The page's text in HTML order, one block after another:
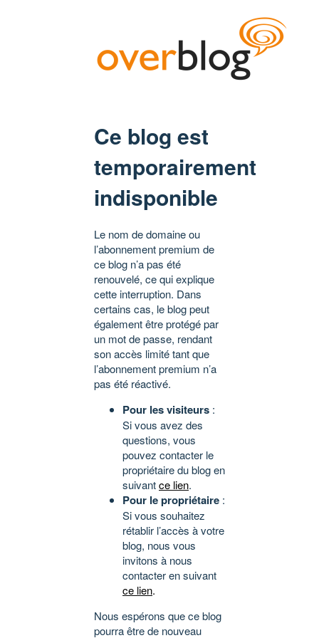
Ce blog est
temporairement
indisponible
Le nom de domaine ou
l’abonnement premium de
ce blog n’a pas été
renouvelé, ce qui explique
cette interruption. Dans
certains cas, le blog peut
également être protégé par
un mot de passe, rendant
son accès limité tant que
l’abonnement premium n’a
pas été réactivé.
Pour les visiteurs :
Si vous avez des
questions, vous
pouvez contacter le
propriétaire du blog en
suivantce lien.
Pour le propriétaire :
Si vous souhaitez
rétablir l’accès à votre
blog, nous vous
invitons à nous
contacter en suivant
ce lien.
Nous espérons que ce blog
pourra être de nouveau